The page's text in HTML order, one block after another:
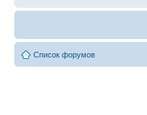
Список форумов